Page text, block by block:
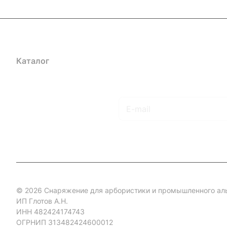
Каталог
© 2026 Снаряжение для арбористики и промышленного
ИП Глотов А.Н.
ИНН 482424174743
ОГРНИП 313482424600012